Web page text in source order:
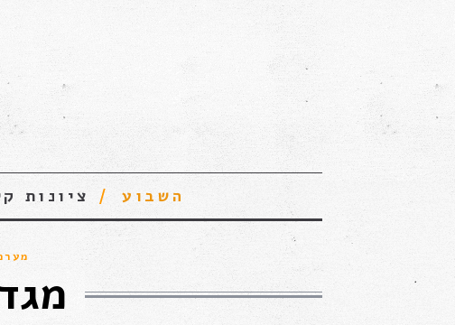
השבוע ציונות